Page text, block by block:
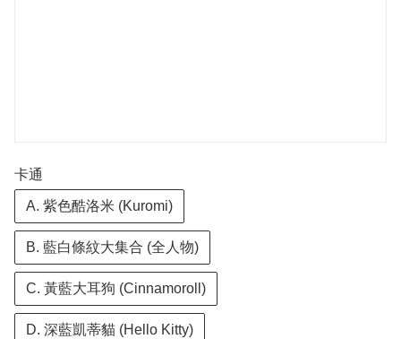
卡通
A. 紫色酷洛米 (Kuromi)
B. 藍白條紋大集合 (全人物)
C. 黃藍大耳狗 (Cinnamoroll)
D. 深藍凱蒂貓 (Hello Kitty)